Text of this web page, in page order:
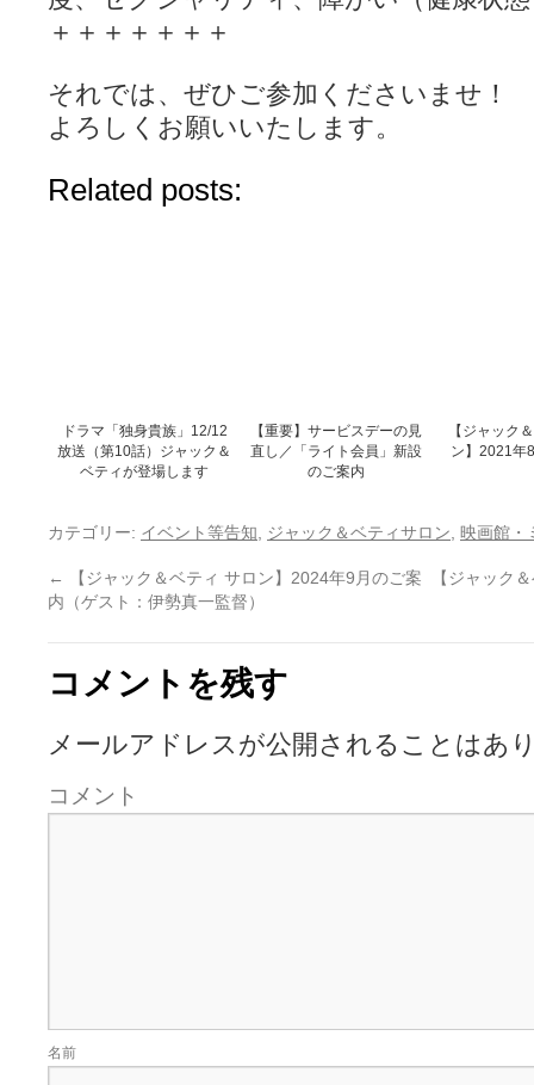
＋＋＋＋＋＋＋
それでは、ぜひご参加くださいませ！
よろしくお願いいたします。
Related posts:
ドラマ「独身貴族」12/12
放送（第10話）ジャック＆
ベティが登場します
【重要】サービスデーの見
直し／「ライト会員」新設
のご案内
【ジャック
ン】2021年
カテゴリー: イベント等告知 ジャック＆ベティサロン 映画館・
←
【ジャック＆ベティ サロン】2024年9月のご案
内（ゲスト：伊勢真一監督）
【ジャック
コメントを残す
メールアドレスが公開されることはあ
コメント
名前